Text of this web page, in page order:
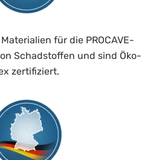
für die PROCAVE-
Schadstoffen und sind Öko-
zertifiziert.